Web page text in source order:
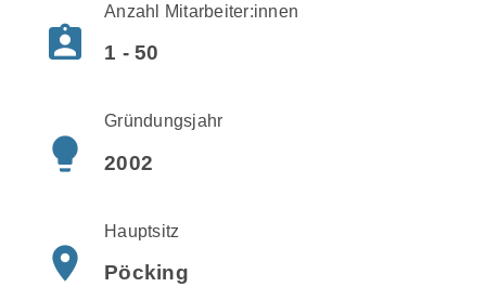
assignment_ind
Anzahl Mitarbeiter:innen
1 - 50
lightbulb
Gründungsjahr
2002
place
Hauptsitz
Pöcking